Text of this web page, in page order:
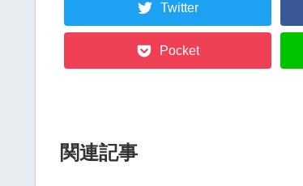
Twitter
Pocket
関連記事